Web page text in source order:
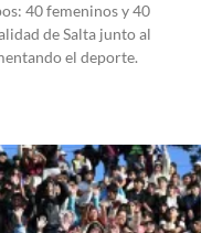
40 femeninos y 40
de Salta junto al
el deporte.